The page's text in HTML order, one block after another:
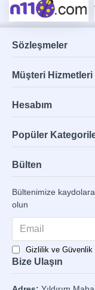
Sözleşmeler
Müşteri Hizmetleri
Hesabım
Popüler
Bülten
Bültenimize
olun
Gizlilik ve Güvenlik
Bize Ulaşın